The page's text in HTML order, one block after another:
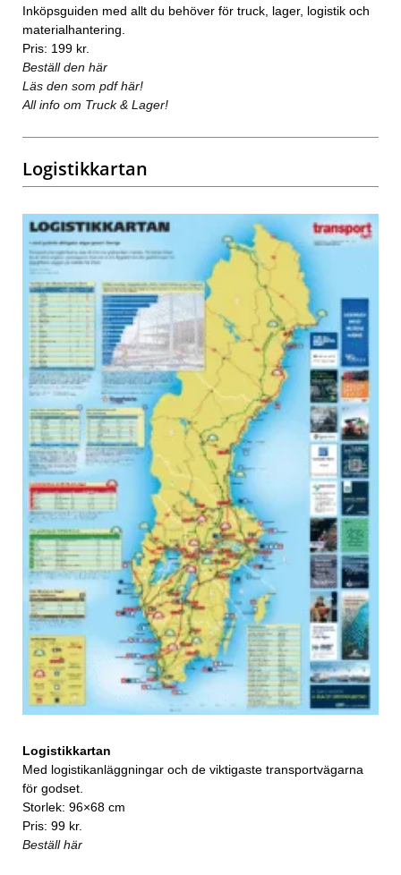
Inköpsguiden med allt du behöver för truck, lager, logistik och
materialhantering.
Pris: 199 kr.
Beställ den här
Läs den som pdf här!
All info om Truck & Lager!
Logistikkartan
Logistikkartan
Med logistikanläggningar och de viktigaste transportvägarna
för godset.
Storlek: 96×68 cm
Pris: 99 kr.
Beställ här